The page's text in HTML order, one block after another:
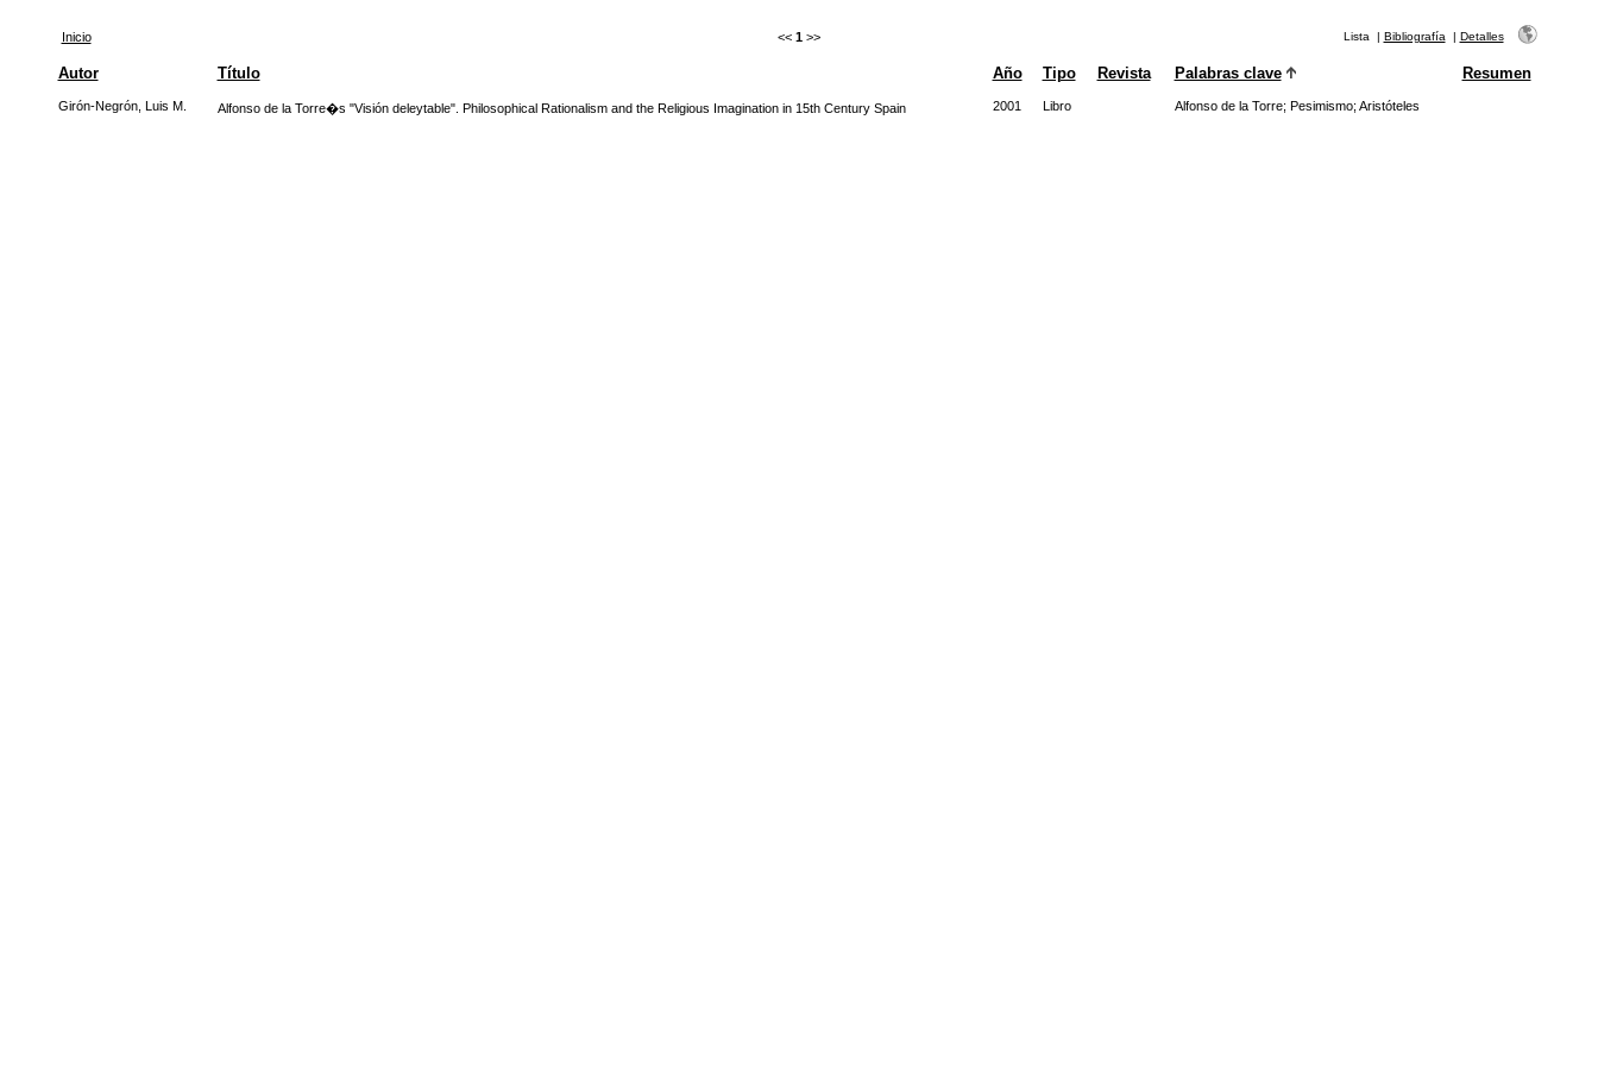
Inicio << 1 >> Lista | Bibliografía | Detalles
Autor Título Año Tipo Revista Palabras clave Resumen
Girón-Negrón, Luis M. Alfonso de la Torre�s "Visión deleytable". Philosophical Rationalism and the Religious Imagination in 15th Century Spain 2001 Libro Alfonso de la Torre; Pesimismo; Aristóteles